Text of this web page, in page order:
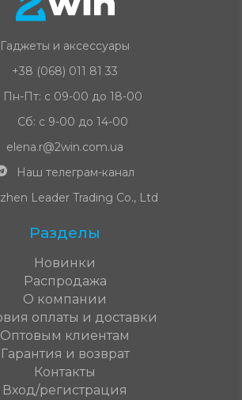
Гаджеты и аксессуары
+38 (068) 011 81 33
Пн-Пт: с 09-00 до 18-00
Сб: с 9-00 до 14-00
elena.r@2win.com.ua
Наш телеграм-канал
Leader Trading Co., Ltd
Разделы
Новинки
Распродажа
О компании
оплаты и доставки
Оптовым клиентам
Гарантия и возврат
Контакты
Вход/регистрация